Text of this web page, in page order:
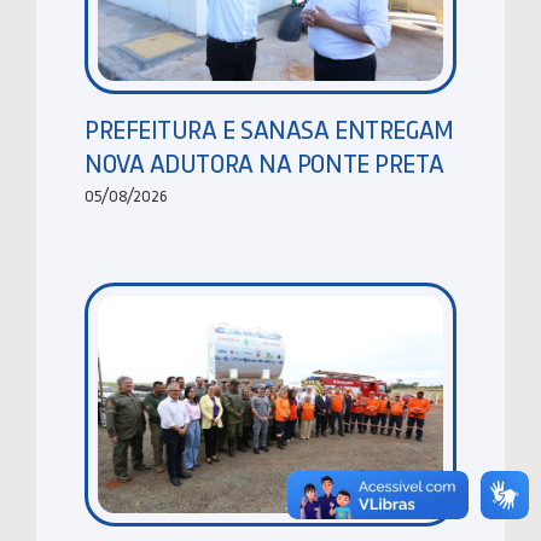
PREFEITURA E SANASA ENTREGAM
NOVA ADUTORA NA PONTE PRETA
05/08/2026